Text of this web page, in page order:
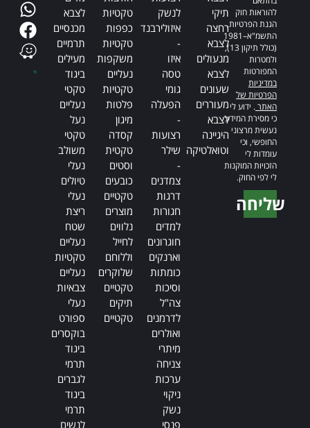
להוראות חוק
הגנת הפרטיות,
התשמ"א–1981
(כולל תיקון 13),
ולמטרות
המפורטות
במדיניות
הפרטיות של
האתר. ידוע לי
כי מסירת המידע
נעשית מרצוני
החופשי, וכי
עומדות לי
הזכויות המוקנות
לי לפי החוק.
שליחה
תיקי
רחצה
לצבא
מנעולים
לצבא
שעונים
מעוררים
לצבא
היגיינה
וטואלטיקה
לנשק
איזולירבנד
-
איזו
טסה
גומי
הפעלה
-
רצועות
שילר
-
צמדנים
דרגות
חגורות
למדים
חוגרונים
וארנקים
כומתות
וסיכות
צה"ל
לדרמנים
ואולרים
מיתרי
צניחה
ערכות
ניקוי
נשק
פנסי
טקטיות
כפפות
טקטיות
משקפות
נעליים
טקטיות
פלטות
מיגון
קסדה
טקטית
וסטים
כובעים
טקטיים
מוצרים
נלווים
לחייל
וללוחם
שלוקרים
טקטיים
תיקים
טקטיים
לצבא
מכנסיים
תרמיים
מעילים
ביגוד
טקטי
נעליים
נעל
טקטי
משולב
נעלי
טיולים
נעלי
ריצת
שטח
נעליים
טקטיות
נעליים
צבאיות
נעלי
ספורט
בוקסרים
ביגוד
תרמי
לגברים
ביגוד
תרמי
לנשים